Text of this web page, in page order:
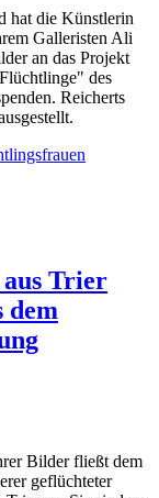
hat die Künstlerin
Galleristen Ali
an das Projekt
des
Reicherts
Trier
dem
Bilder fließt dem
geflüchteter